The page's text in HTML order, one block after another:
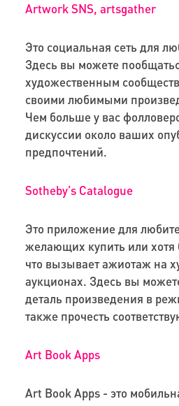
Artwork SNS, artsgather
Это социальная сеть для
Здесь вы можете
художественным
своими любимыми
Чем больше у вас
дискуссии около ваших
предпочтений.
Sotheby’s Catalogue
Это приложение для
желающих купить или хотя
что вызывает ажиотаж на
аукционах. Здесь вы
деталь произведения в
также прочесть
Art Book Apps
Art Book Apps - это